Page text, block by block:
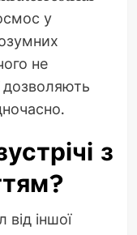
у
не
дозволяють
з
іншої